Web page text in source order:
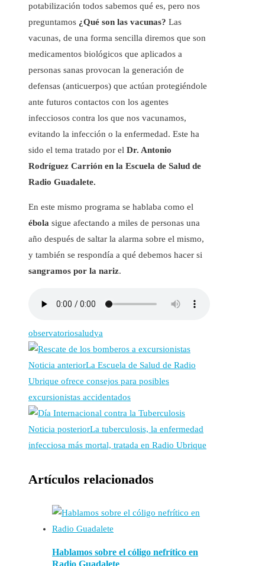
Enlaces
potabilización todos sabemos qué es, pero nos
preguntamos ¿Qué son las vacunas? Las
vacunas, de una forma sencilla diremos que son
medicamentos biológicos que aplicados a
personas sanas provocan la generación de
defensas (anticuerpos) que actúan protegiéndole
ante futuros contactos con los agentes
infecciosos contra los que nos vacunamos,
evitando la infección o la enfermedad. Este ha
sido el tema tratado por el Dr. Antonio
Rodríguez Carrión en la Escuela de Salud de
Radio Guadalete.
En este mismo programa se hablaba como el
ébola sigue afectando a miles de personas una
año después de saltar la alarma sobre el mismo,
y también se respondía a qué debemos hacer si
sangramos por la nariz.
observatoriosaludya
Noticia anteriorLa Escuela de Salud de Radio
Ubrique ofrece consejos para posibles
excursionistas accidentados
Noticia posteriorLa tuberculosis, la enfermedad
infecciosa más mortal, tratada en Radio Ubrique
Artículos relacionados
Hablamos sobre el cóligo nefrítico en
Radio Guadalete